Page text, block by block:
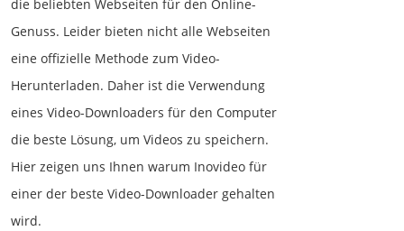
die beliebten Webseiten für den Online-
Genuss. Leider bieten nicht alle Webseiten
eine offizielle Methode zum Video-
Herunterladen. Daher ist die Verwendung
eines Video-Downloaders für den Computer
die beste Lösung, um Videos zu speichern.
Hier zeigen uns Ihnen warum Inovideo für
einer der beste Video-Downloader gehalten
wird.